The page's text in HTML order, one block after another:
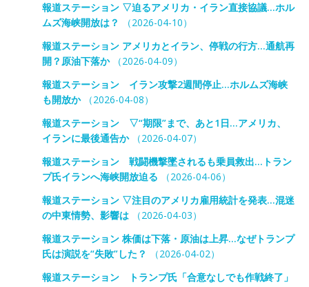
報道ステーション ▽迫るアメリカ・イラン直接協議…ホル
ムズ海峡開放は？
（2026-04-10）
報道ステーション アメリカとイラン、停戦の行方…通航再
開？原油下落か（2026-04-09）
報道ステーション イラン攻撃2週間停止…ホルムズ海峡
も開放か（2026-04-08）
報道ステーション ▽“期限”まで、あと1日…アメリカ、
イランに最後通告か（2026-04-07）
報道ステーション 戦闘機撃墜されるも乗員救出…トラン
プ氏イランへ海峡開放迫る （2026-04-06）
報道ステーション ▽注目のアメリカ雇用統計を発表…混迷
の中東情勢、影響は（2026-04-03）
報道ステーション 株価は下落・原油は上昇…なぜトランプ
氏は演説を“失敗”した？
（2026-04-02）
報道ステーション トランプ氏「合意なしでも作戦終了」